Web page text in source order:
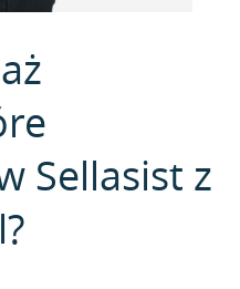
Sellasist z